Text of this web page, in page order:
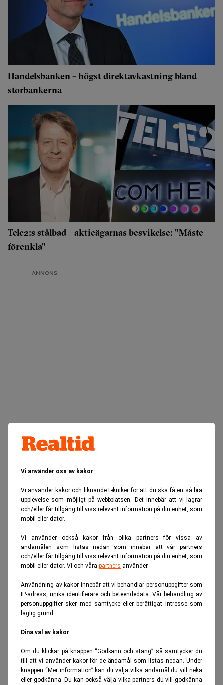
Vi använder oss av kakor
Vi använder kakor och liknande tekniker för att du ska få en så bra
upplevelse som möjligt på webbplatsen. Det innebär att vi lagrar
och/eller får tillgång till viss relevant information på din enhet, som
mobil eller dator.
Vi använder också kakor från olika partners för vissa av
ändamålen som listas nedan som innebär att vår partners
och/eller får tillgång till viss relevant information på din enhet, som
mobil eller dator. Vi och våra partners använder.
Användning av kakor innebär att vi behandlar personuppgifter som
IP-adress, unika identifierare och beteendedata. Vår behandling av
personuppgifter sker med samtycke eller berättigat intresse som
laglig grund.
Dina val av kakor
Om du klickar på knappen “Godkänn och stäng” så samtycker du
till att vi använder kakor för de ändamål som listas nedan. Under
knappen “Mer information” kan du välja vilka ändamål du vill neka
eller godkänna. Du kan också välja vilka partners du vill godkänna
Handelsbanken – högst direktavkastning bland
storbankerna
Tele2:s stålbad – aktieägarnas besvikelse: "Måste
förenkla"
ANNONS
Rekordår för utdelningsjägare – experternas bästa
tips